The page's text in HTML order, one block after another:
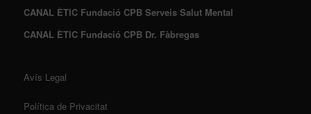
CANAL ÈTIC Fundació CPB Serveis Salut Mental
CANAL ÈTIC Fundació CPB Dr. Fàbregas
Avís Legal
Política de Privacitat